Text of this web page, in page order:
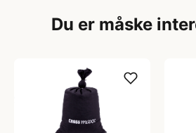
Du er måske